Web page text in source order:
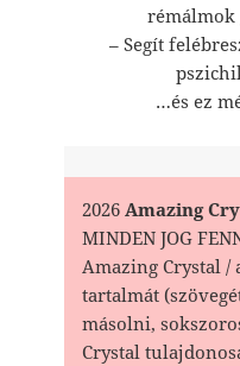
rémálmok
– Segít
…és ez
2026Amazing
MINDEN JOG
Amazing Crystal /
tartalmát
másolni,
Crystal